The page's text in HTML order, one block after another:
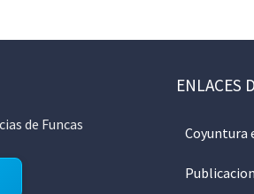
de Funcas
ENLACES
Coyuntura